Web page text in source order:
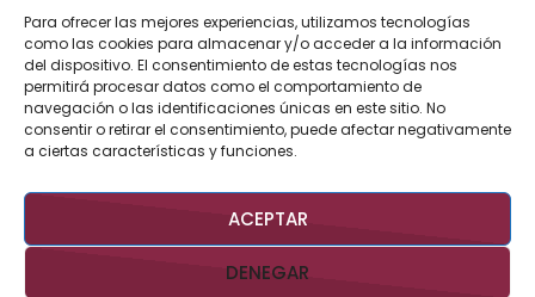
Para ofrecer las mejores experiencias, utilizamos tecnologías
como las cookies para almacenar y/o acceder a la información
del dispositivo. El consentimiento de estas tecnologías nos
permitirá procesar datos como el comportamiento de
navegación o las identificaciones únicas en este sitio. No
consentir o retirar el consentimiento, puede afectar negativamente
a ciertas características y funciones.
ACEPTAR
DENEGAR
«
Jul
BUSCAR AHORA